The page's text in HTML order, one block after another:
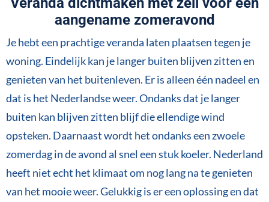
aangename zomeravond
Je hebt een prachtige veranda laten plaatsen tegen je
woning. Eindelijk kan je langer buiten blijven zitten en
genieten van het buitenleven. Er is alleen één nadeel en
dat is het Nederlandse weer. Ondanks dat je langer
buiten kan blijven zitten blijf die ellendige wind
opsteken. Daarnaast wordt het ondanks een zwoele
zomerdag in de avond al snel een stuk koeler. Nederland
heeft niet echt het klimaat om nog lang na te genieten
van het mooie weer. Gelukkig is er een oplossing en dat